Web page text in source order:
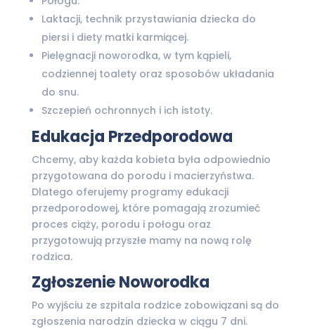
Laktacji, technik przystawiania dziecka do
piersi i diety matki karmiącej.
Pielęgnacji noworodka, w tym kąpieli,
codziennej toalety oraz sposobów układania
do snu.
Szczepień ochronnych i ich istoty.
Edukacja Przedporodowa
Chcemy, aby każda kobieta była odpowiednio
przygotowana do porodu i macierzyństwa.
Dlatego oferujemy programy edukacji
przedporodowej, które pomagają zrozumieć
proces ciąży, porodu i połogu oraz
przygotowują przyszłe mamy na nową rolę
rodzica.
Zgłoszenie Noworodka
Po wyjściu ze szpitala rodzice zobowiązani są do
zgłoszenia narodzin dziecka w ciągu 7 dni.